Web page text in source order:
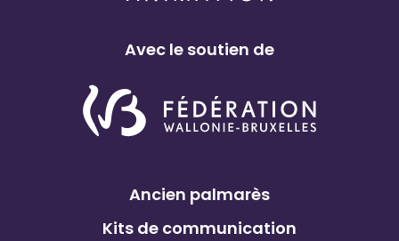
Avec le soutien de
Ancien palmarès
Kits de communication